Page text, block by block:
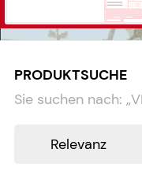
PRODUKTSUCHE
Sie suchen nach: „